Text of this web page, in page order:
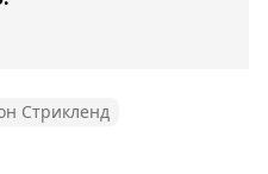
Стрикленд